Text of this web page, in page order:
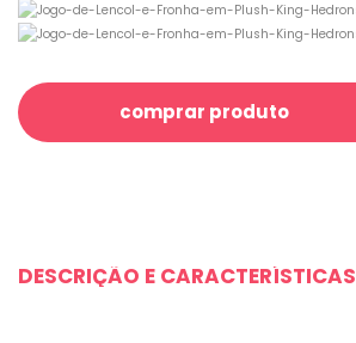
comprar produto
DESCRIÇÃO E CARACTERÍSTICAS